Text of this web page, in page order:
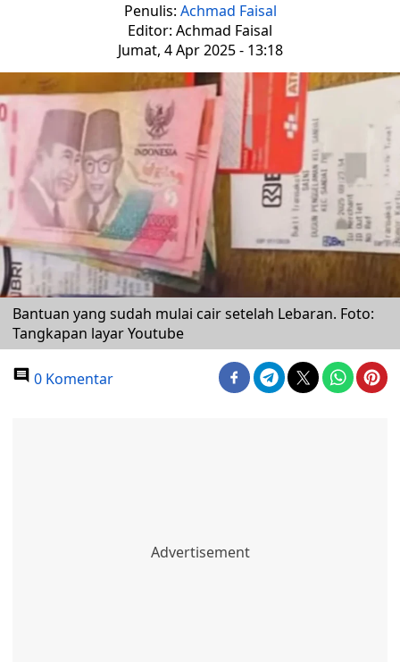
Penulis: Achmad Faisal
Editor: Achmad Faisal
Jumat, 4 Apr 2025 - 13:18
Bantuan yang sudah mulai cair setelah Lebaran. Foto:
Tangkapan layar Youtube
0 Komentar